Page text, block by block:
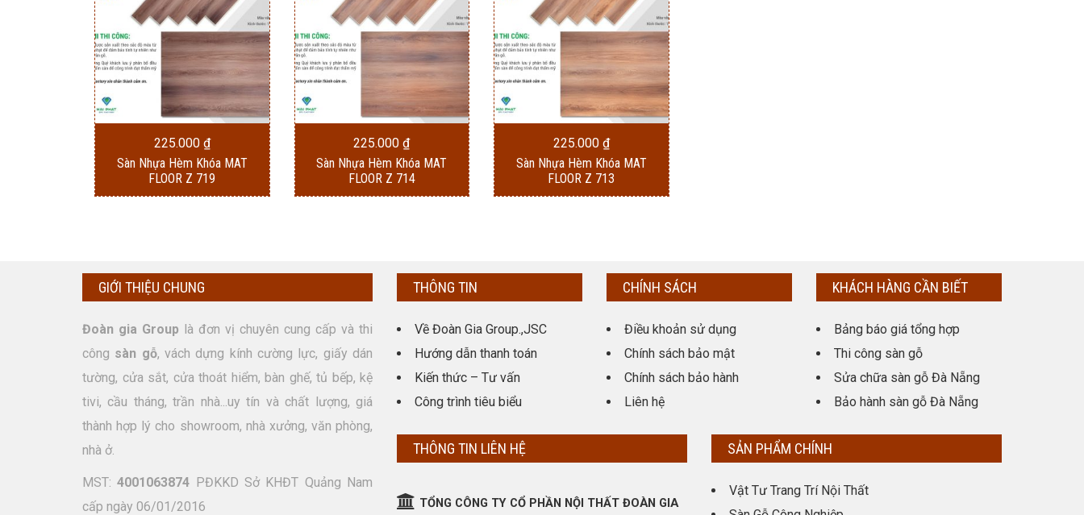
225.000 ₫
Sàn Nhựa Hèm Khóa MAT
FLOOR Z 719
225.000₫
Sàn Nhựa Hèm Khóa MAT
FLOOR Z 714
225.000 ₫
Sàn Nhựa Hèm Khóa MAT
FLOOR Z 713
GIỚI THIỆU CHUNG
Đoàn gia Group là đơn vị chuyên cung cấp và thi
công sàn gỗ, vách dựng kính cường lực, giấy dán
tường, cửa sắt, cửa thoát hiểm, bàn ghế, tủ bếp, kệ
tivi, cầu tháng, trần nhà...uy tín và chất lượng, giá
thành hợp lý cho showroom, nhà xưởng, văn phòng,
nhà ở.
MST:4001063874 PĐKKD Sở KHĐT Quảng Nam
cấp ngày 06/01/2016
THÔNG TIN
Về Đoàn Gia Group.,JSC
Hướng dẫn thanh toán
Kiến thức – Tư vấn
Công trình tiêu biểu
CHÍNH SÁCH
Điều khoản sử dụng
Chính sách bảo mật
Chính sách bảo hành
Liên hệ
KHÁCH HÀNG CẦN BIẾT
Bảng báo giá tổng hợp
Thi công sàn gỗ
Sửa chữa sàn gỗ Đà Nẵng
Bảo hành sàn gỗ Đà Nẵng
THÔNG TIN LIÊN HỆ
TỔNG CÔNG TY CỔ PHẦN NỘI THẤT ĐOÀN GIA
SẢN PHẨM CHÍNH
Vật Tư Trang Trí Nội Thất